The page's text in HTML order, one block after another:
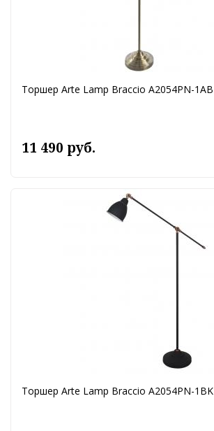
Торшер Arte Lamp Braccio A2054PN-1AB
11 490 руб.
Торшер Arte Lamp Braccio A2054PN-1BK